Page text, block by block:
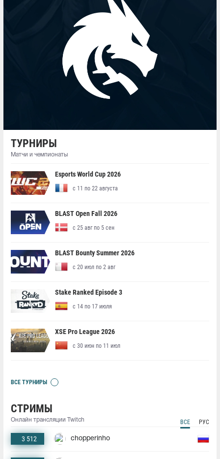
ТУРНИРЫ
Матчи и чемпионаты
Esports World Cup 2026
с 11 по 22 августа
BLAST Open Fall 2026
с 25 авг по 5 сен
BLAST Bounty Summer 2026
с 20 июл по 2 авг
Stake Ranked Episode 3
с 14 по 17 июля
XSE Pro League 2026
с 30 июн по 11 июл
ВСЕ ТУРНИРЫ
СТРИМЫ
Онлайн трансляции Twitch ВСЕ РУС
3 512 chopperinho